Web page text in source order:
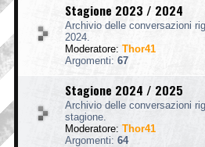
Stagione 2023 / 2024
Archivio delle conversazioni
2024.
Moderatore: Thor41
Argomenti: 67
Stagione 2024 / 2025
Archivio delle conversazioni
stagione.
Moderatore: Thor41
Argomenti: 64